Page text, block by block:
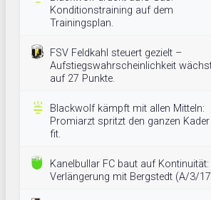
Konditionstraining auf dem
Trainingsplan.
FSV Feldkahl steuert gezielt –
Aufstiegswahrscheinlichkeit
auf 27 Punkte.
Blackwolf kämpft mit allen Mitteln:
Promiarzt spritzt den ganzen Kader
fit.
Kanelbullar FC baut auf Kontinuität:
Verlängerung mit Bergstedt (A/3/